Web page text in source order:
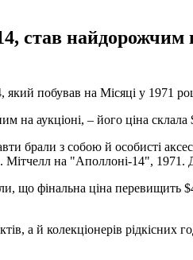
став
який побував на Місяці у 1971
на аукціоні, – його ціна склала
брали з собою й особисті
Мітчелл на "Аполлоні-14", 1971.
що фінальна ціна перевищить
а й колекціонерів рідкісних